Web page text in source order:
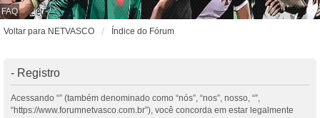
FAQ
Voltar para NETVASCO
Índice do Fórum
- Registro
Acessando “” (também denominado como “nós”, “nos”, nosso, “”,
“https://www.forumnetvasco.com.br”), você concorda em estar legalmente